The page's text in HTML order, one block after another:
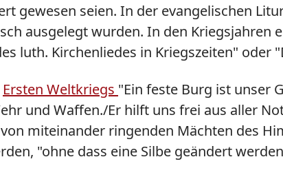
gewesen seien. In der evangelischen
ausgelegt wurden. In den Kriegsjahren
luth. Kirchenliedes in Kriegszeiten" oder
Ersten Weltkriegs "Ein feste Burg ist unser
und Waffen./Er hilft uns frei aus aller
miteinander ringenden Mächten des
"ohne dass eine Silbe geändert